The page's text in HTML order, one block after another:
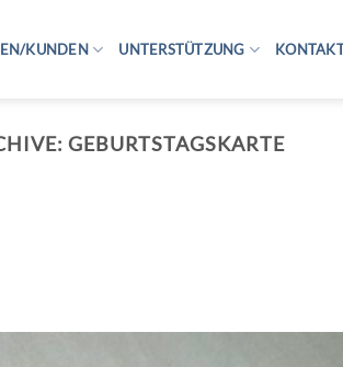
KUNDEN UNTERSTÜTZUNG
GEBURTSTAGSKARTE